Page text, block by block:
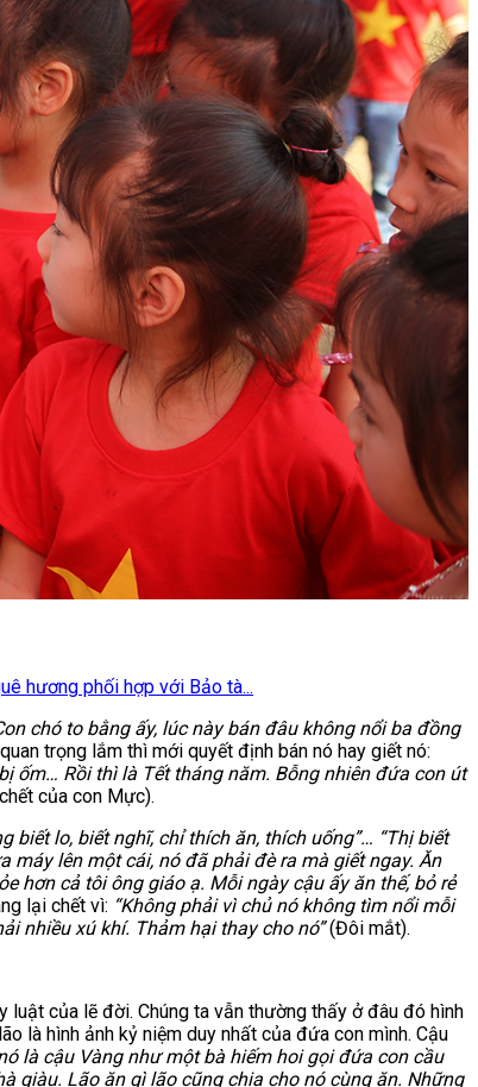
hương phối hợp với Bảo tà...
chó to bằng ấy, lúc này bán đâu không nổi ba đồng
trọng lắm thì mới quyết định bán nó hay giết nó:
ốm… Rồi thì là Tết tháng năm. Bỗng nhiên đứa con út
của con Mực).
biết lo, biết nghĩ, chỉ thích ăn, thích uống”… “Thị biết
lên một cái, nó đã phải đè ra mà giết ngay. Ăn
hơn cả tôi ông giáo ạ. Mỗi ngày cậu ấy ăn thế, bỏ rẻ
lại chết vì: “Không phải vì chủ nó không tìm nổi mỗi
nhiều xú khí. Thảm hại thay cho nó”(Đôi mắt).
của lẽ đời. Chúng ta vẫn thường thấy ở đâu đó hình
là hình ảnh kỷ niệm duy nhất của đứa con mình. Cậu
là cậu Vàng như một bà hiếm hoi gọi đứa con cầu
giàu. Lão ăn gì lão cũng chia cho nó cùng ăn. Những